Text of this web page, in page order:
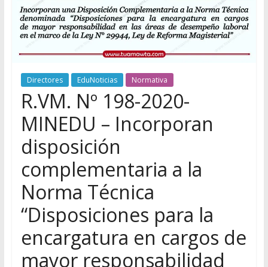
Directores EduNoticias Normativa
R.VM. Nº 198-2020-
MINEDU – Incorporan
disposición
complementaria a la
Norma Técnica
“Disposiciones para la
encargatura en cargos de
mayor responsabilidad